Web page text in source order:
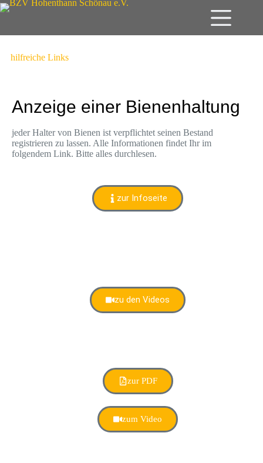
hilfreiche Links
Anzeige einer Bienenhaltung
jeder Halter von Bienen ist verpflichtet seinen Bestand
registrieren zu lassen. Alle Informationen findet Ihr im
folgendem Link. Bitte alles durchlesen.
zur Infoseite
zu den Videos
zur PDF
zum Video